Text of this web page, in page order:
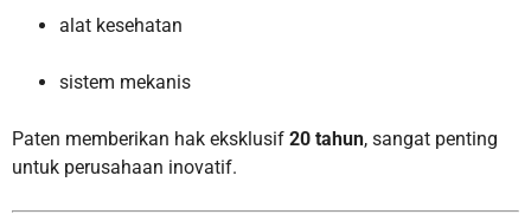
alat kesehatan
sistem mekanis
Paten memberikan hak eksklusif 20 tahun, sangat penting
untuk perusahaan inovatif.